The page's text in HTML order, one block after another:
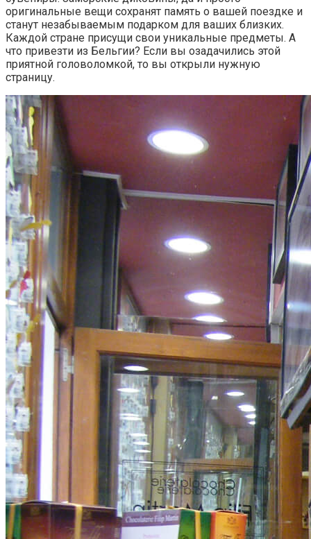
оригинальные вещи сохранят память о вашей поездке и
станут незабываемым подарком для ваших близких.
Каждой стране присущи свои уникальные предметы. А
что привезти из Бельгии? Если вы озадачились этой
приятной головоломкой, то вы открыли нужную
страницу.